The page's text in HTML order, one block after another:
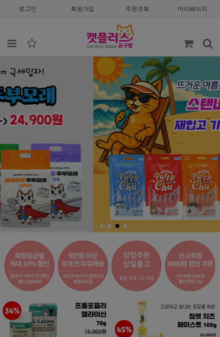
로그인 회원가입 주문조회 마이페이지